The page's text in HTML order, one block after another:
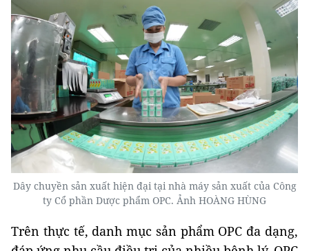
Dây chuyền sản xuất hiện đại tại nhà máy sản xuất của Công
ty Cổ phần Dược phẩm OPC. Ảnh HOÀNG HÙNG
Trên thực tế, danh mục sản phẩm OPC đa dạng,